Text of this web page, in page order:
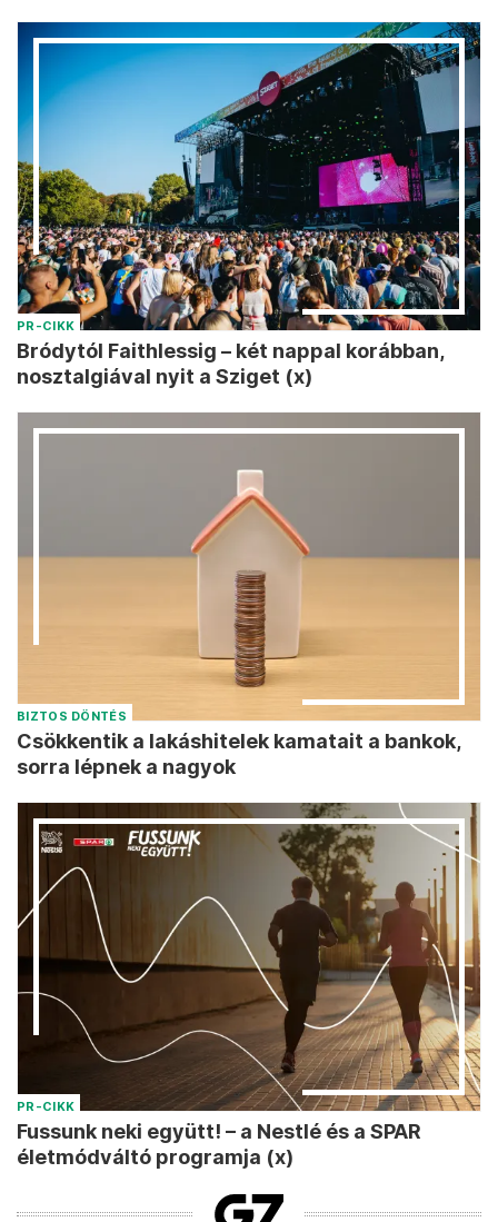
PR-CIKK
Bródytól Faithlessig – két nappal korábban,
nosztalgiával nyit a Sziget (x)
BIZTOS DÖNTÉS
Csökkentik a lakáshitelek kamatait a bankok,
sorra lépnek a nagyok
PR-CIKK
Fussunk neki együtt! – a Nestlé és a SPAR
életmódváltó programja (x)